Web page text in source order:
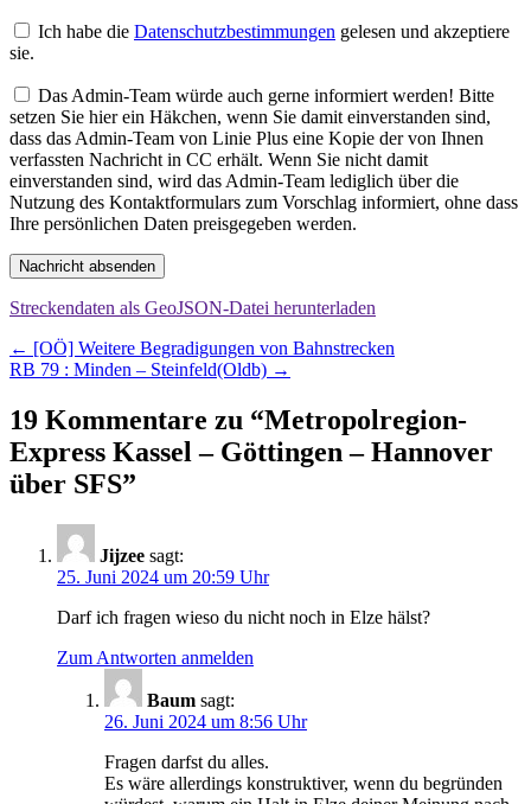
Ich habe die Datenschutzbestimmungen gelesen und akzeptiere
sie.
Das Admin-Team würde auch gerne informiert werden! Bitte
setzen Sie hier ein Häkchen, wenn Sie damit einverstanden sind,
dass das Admin-Team von Linie Plus eine Kopie der von Ihnen
verfassten Nachricht in CC erhält. Wenn Sie nicht damit
einverstanden sind, wird das Admin-Team lediglich über die
Nutzung des Kontaktformulars zum Vorschlag informiert, ohne dass
Ihre persönlichen Daten preisgegeben werden.
Nachricht absenden
Streckendaten als GeoJSON-Datei herunterladen
Beitragsnavigation
← [OÖ] Weitere Begradigungen von Bahnstrecken
RB 79 : Minden – Steinfeld(Oldb) →
19 Kommentare zu “Metropolregion-
Express Kassel – Göttingen – Hannover
über SFS”
Jijzee sagt:
25. Juni 2024 um 20:59 Uhr
Darf ich fragen wieso du nicht noch in Elze hälst?
Zum Antworten anmelden
Baum sagt:
26. Juni 2024 um 8:56 Uhr
Fragen darfst du alles.
Es wäre allerdings konstruktiver, wenn du begründen